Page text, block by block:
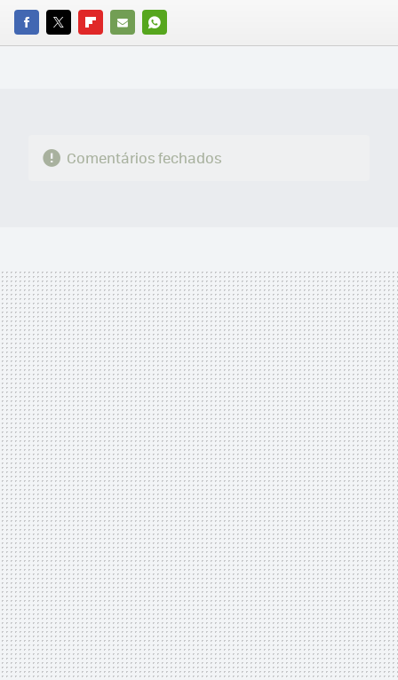
FACEBOOK
TWITTERFLIPBOARD
E-
WHATSAPP
Comentários fechados